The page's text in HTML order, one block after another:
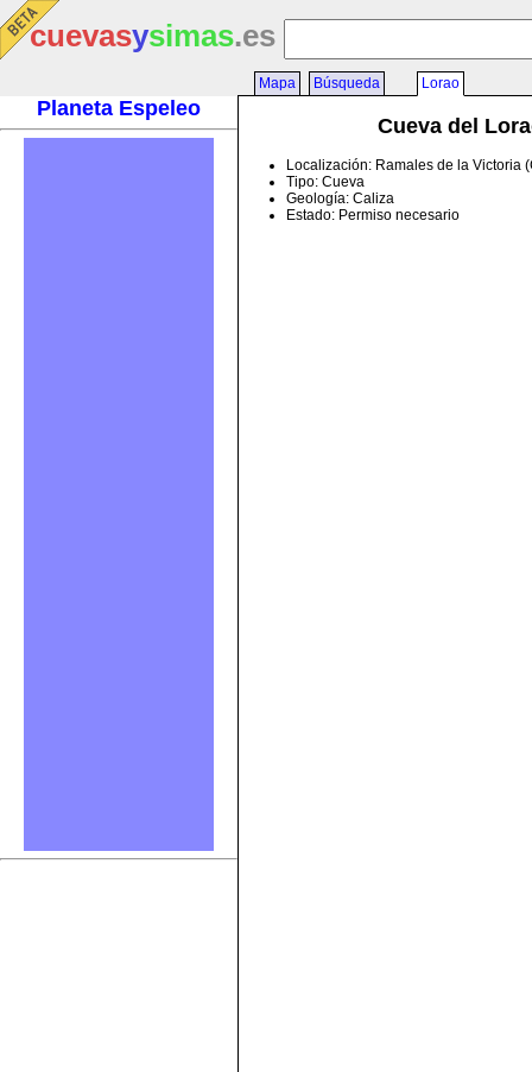
cuevasysimas.es
Planeta Espeleo
Mapa Búsqueda Lorao
Cueva del
Localización: Ramales de la Victoria
Tipo: Cueva
Geología: Caliza
Estado: Permiso necesario